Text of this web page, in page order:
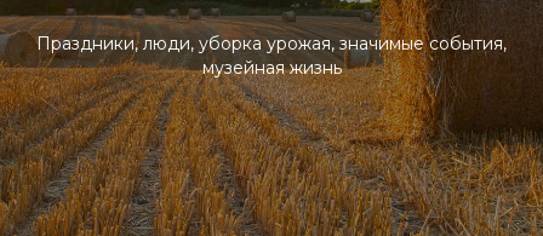
Праздники, люди, уборка урожая, значимые события,
музейная жизнь